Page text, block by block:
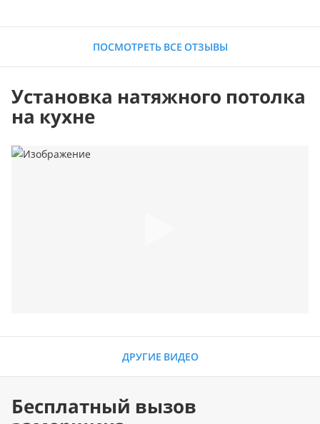
ПОСМОТРЕТЬ ВСЕ ОТЗЫВЫ
Установка натяжного потолка
на кухне
ДРУГИЕ ВИДЕО
Бесплатный вызов